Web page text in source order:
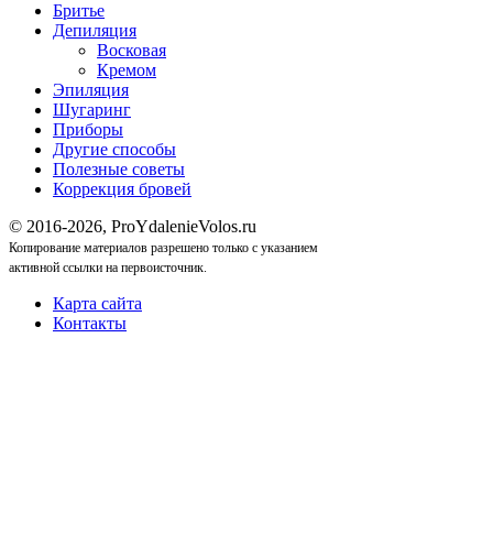
Бритье
Депиляция
Восковая
Кремом
Эпиляция
Шугаринг
Приборы
Другие способы
Полезные советы
Коррекция бровей
© 2016-2026, ProYdalenieVolos.ru
Копирование материалов разрешено только с указанием
активной ссылки на первоисточник.
Карта сайта
Контакты